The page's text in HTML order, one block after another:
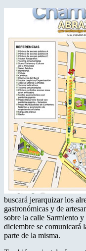
buscará jerarquizar los
gastronómicas y de
sobre la calle Sarmiento
diciembre se comunicará
parte de la misma.